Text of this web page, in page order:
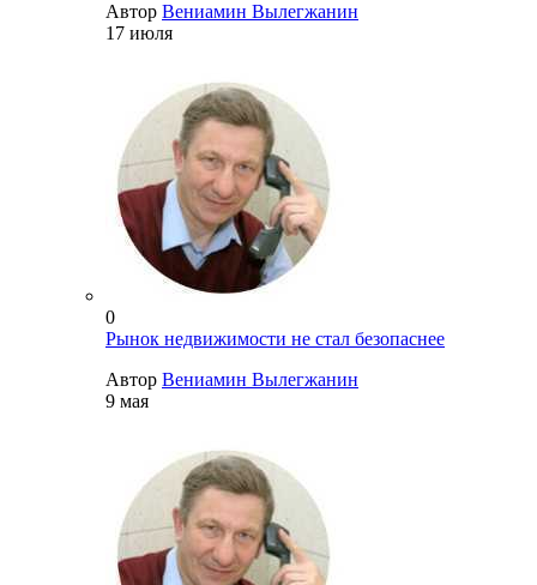
Автор Вениамин Вылегжанин
17 июля
0
Рынок недвижимости не стал безопаснее
Автор Вениамин Вылегжанин
9 мая